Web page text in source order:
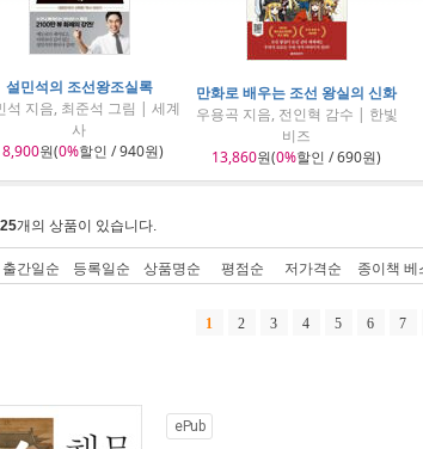
설민석의 조선왕조실록
석 지음, 최준석 그림 | 세계
사
원(0%할인 / 940원)
만화로 배우는 조선 왕실의 신화
우용곡 지음, 전인혁 감수 | 한빛
비즈
13,860원(0%할인 / 690원)
개의 상품이 있습니다.
출간일순 등록일순 상품명순 평점순 저가격순 종이책 베
1 2 3 4 5 6 7
ePub